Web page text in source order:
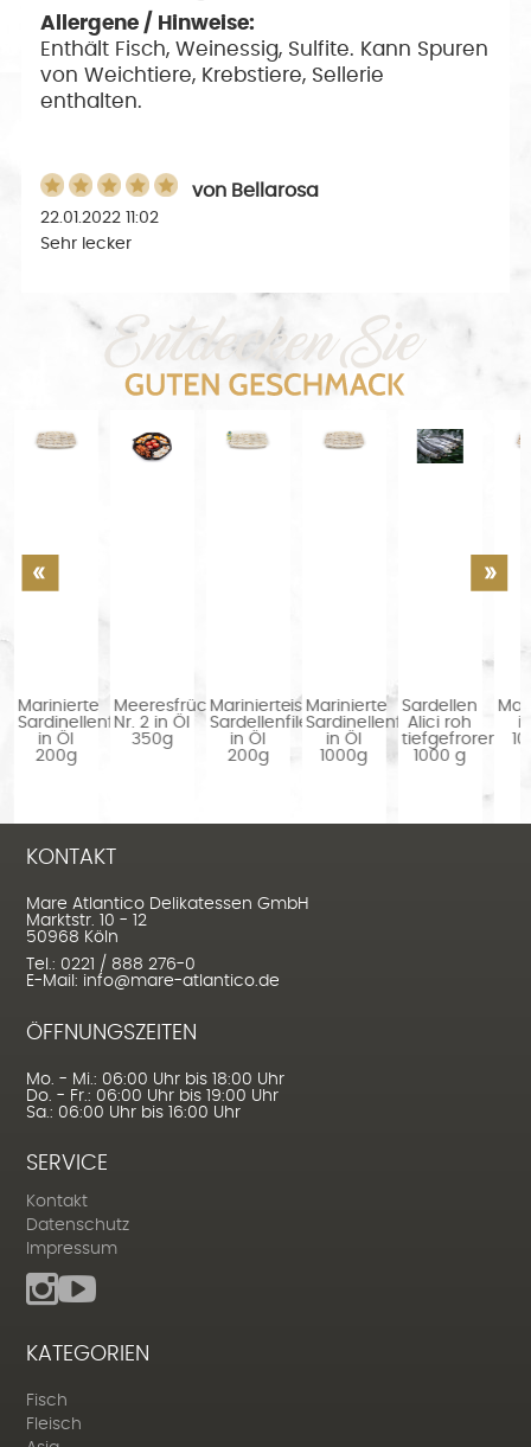
Allergene / Hinweise:
Enthält Fisch, Weinessig, Sulfite. Kann Spuren
von Weichtiere, Krebstiere, Sellerie
enthalten.
von Bellarosa
22.01.2022 11:02
Sehr lecker
Marinierte
Sardinellenfilets
in Öl
200g
Meeresfrüchtevorspeise
Nr. 2 in Öl
350g
Marinierte
Sardellenfilets
in Öl
200g
Marinierte
Sardinellenfilets
in Öl
1000g
Sardellen
Alici roh
tiefgefroren
1000 g
KONTAKT
Mare Atlantico Delikatessen GmbH
Marktstr. 10 - 12
50968 Köln
Tel.: 0221 / 888 276-0
E-Mail: info@mare-atlantico.de
ÖFFNUNGSZEITEN
Mo. - Mi.: 06:00 Uhr bis 18:00 Uhr
Do. - Fr.: 06:00 Uhr bis 19:00 Uhr
Sa.: 06:00 Uhr bis 16:00 Uhr
SERVICE
Kontakt
Datenschutz
Impressum
KATEGORIEN
Fisch
Fleisch